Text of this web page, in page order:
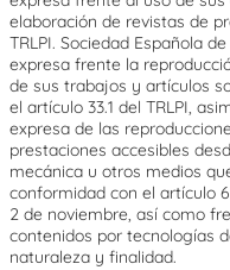
elaboración de revistas de
TRLPI. Sociedad Española
expresa frente la
de sus trabajos y artículos
el artículo 33.1 del TRLPI,
expresa de las
prestaciones accesibles
mecánica u otros medios
conformidad con el artículo
2 de noviembre, así como
contenidos por tecnologías
naturaleza y finalidad.